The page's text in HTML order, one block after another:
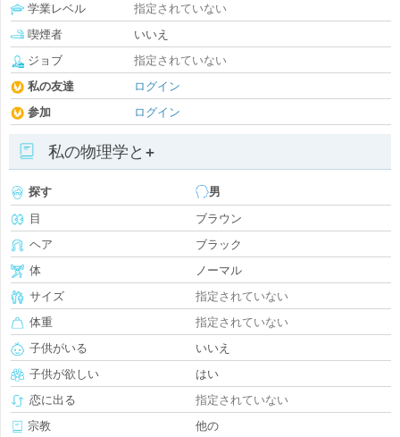
学業レベル
指定されていない
喫煙者
いいえ
ジョブ
指定されていない
私の友達
ログイン
参加
ログイン
私の物理学と+
探す
男
目
ブラウン
ヘア
ブラック
体
ノーマル
サイズ
指定されていない
体重
指定されていない
子供がいる
いいえ
子供が欲しい
はい
恋に出る
指定されていない
宗教
他の